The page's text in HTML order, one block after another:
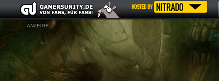
- ANZEIGE -